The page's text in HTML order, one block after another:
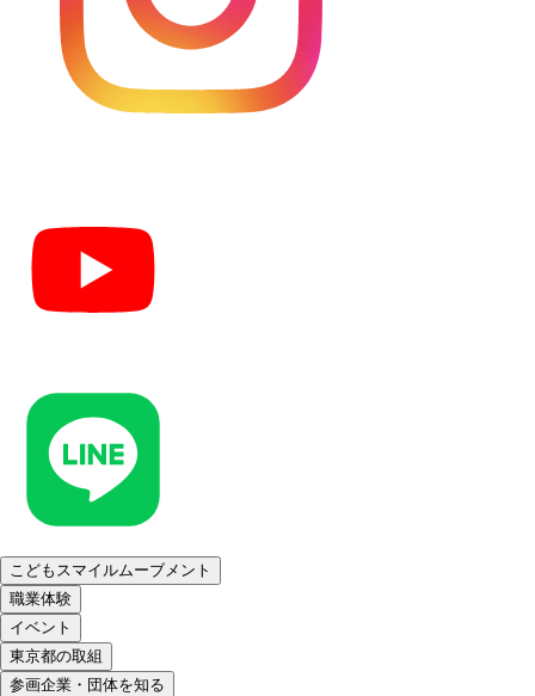
こどもスマイルムーブメント
職業体験
イベント
東京都の取組
参画企業・団体を知る